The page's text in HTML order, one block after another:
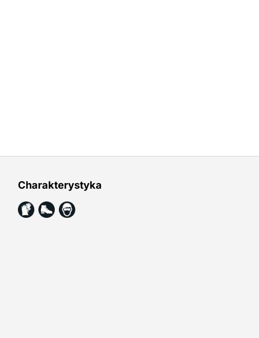
Charakterystyka